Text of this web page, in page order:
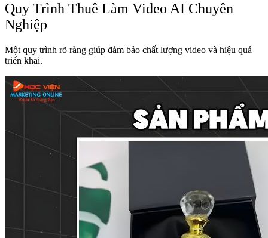
Quy Trình Thuê Làm Video AI Chuyên
Nghiệp
Một quy trình rõ ràng giúp đảm bảo chất lượng video và hiệu quả
triển khai.